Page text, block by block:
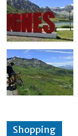
Shopping